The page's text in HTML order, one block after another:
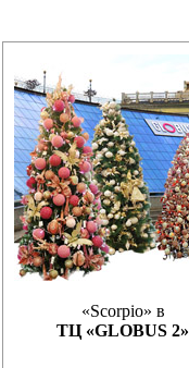
«Scorpio» в
ТЦ «GLOBUS 2»